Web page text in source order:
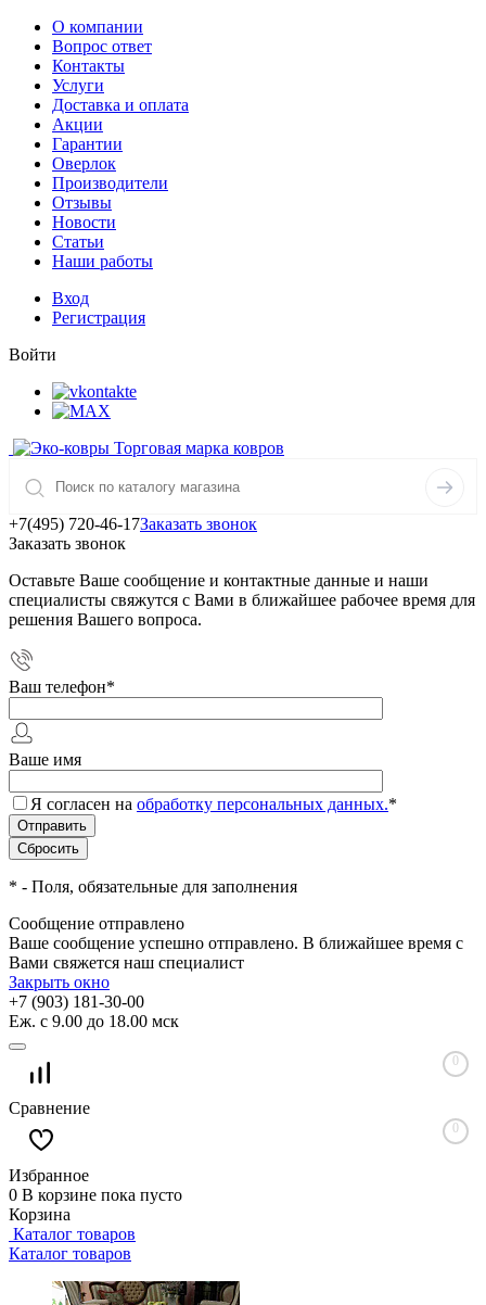
О компании
Вопрос ответ
Контакты
Услуги
Доставка и оплата
Акции
Гарантии
Оверлок
Производители
Отзывы
Новости
Статьи
Наши работы
Вход
Регистрация
Войти
Торговая марка ковров
+7(495) 720-46-17Заказать звонок
Заказать звонок
Оставьте Ваше сообщение и контактные данные и наши
специалисты свяжутся с Вами в ближайшее рабочее время для
решения Вашего вопроса.
Ваш телефон*
Ваше имя
Я согласен на обработку персональных данных.*
* - Поля, обязательные для заполнения
Сообщение отправлено
Ваше сообщение успешно отправлено. В ближайшее время с
Вами свяжется наш специалист
Закрыть окно
+7 (903) 181-30-00
Еж. с 9.00 до 18.00 мск
0
Сравнение
0
Избранное
0 В корзине пока пусто
Корзина
Каталог товаров
Каталог товаров